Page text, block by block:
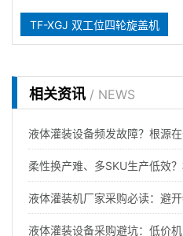
TF-XGJ 双工位四轮旋盖机
相关资讯 / NEWS
液体灌装设备频发故障？根源
柔性换产难、多SKU生产低效
液体灌装机厂家采购必读：避
液体灌装设备采购避坑：低价